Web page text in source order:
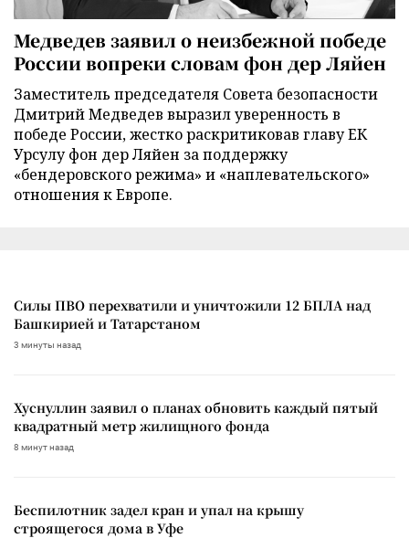
Медведев заявил о неизбежной победе
России вопреки словам фон дер Ляйен
Заместитель председателя Совета безопасности
Дмитрий Медведев выразил уверенность в
победе России, жестко раскритиковав главу ЕК
Урсулу фон дер Ляйен за поддержку
«бендеровского режима» и «наплевательского»
отношения к Европе.
Силы ПВО перехватили и уничтожили 12 БПЛА над
Башкирией и Татарстаном
3 минуты назад
Хуснуллин заявил о планах обновить каждый пятый
квадратный метр жилищного фонда
8 минут назад
Беспилотник задел кран и упал на крышу
строящегося дома в Уфе